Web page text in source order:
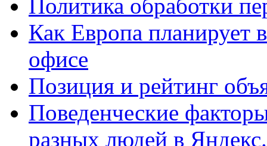
Политика обработки
Как Европа планирует
офисе
Позиция и рейтинг
Поведенческие
разных людей в